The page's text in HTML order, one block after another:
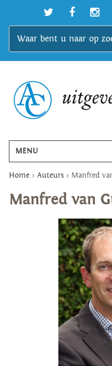
MENU
Home > Auteurs > Manfred
Manfred van